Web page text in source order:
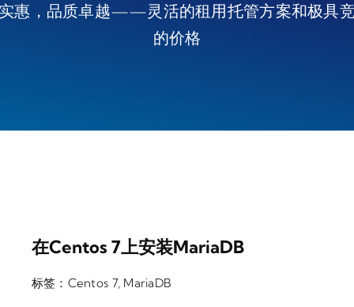
惠，品质卓越——灵活的租用托管方案和极具
的价格
在Centos 7上安装MariaDB
标签： Centos 7, MariaDB